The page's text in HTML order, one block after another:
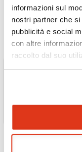
informazioni sul
nostri partner che
pubblicità e social
con altre
raccolto dal suo
Scopri l'Escursione
Kamakura